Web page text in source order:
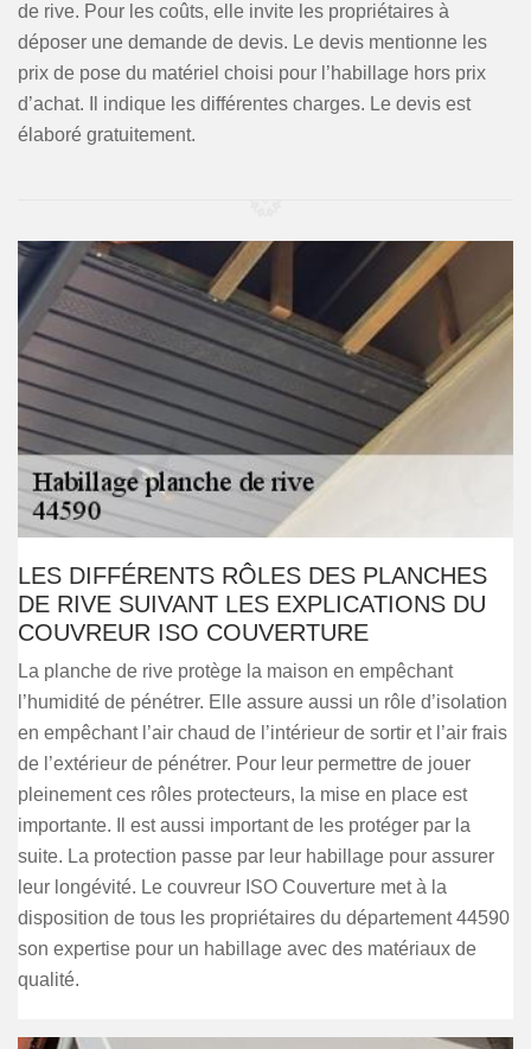
de rive. Pour les coûts, elle invite les propriétaires à
déposer une demande de devis. Le devis mentionne les
prix de pose du matériel choisi pour l’habillage hors prix
d’achat. Il indique les différentes charges. Le devis est
élaboré gratuitement.
LES DIFFÉRENTS RÔLES DES PLANCHES
DE RIVE SUIVANT LES EXPLICATIONS DU
COUVREUR ISO COUVERTURE
La planche de rive protège la maison en empêchant
l’humidité de pénétrer. Elle assure aussi un rôle d’isolation
en empêchant l’air chaud de l’intérieur de sortir et l’air frais
de l’extérieur de pénétrer. Pour leur permettre de jouer
pleinement ces rôles protecteurs, la mise en place est
importante. Il est aussi important de les protéger par la
suite. La protection passe par leur habillage pour assurer
leur longévité. Le couvreur ISO Couverture met à la
disposition de tous les propriétaires du département 44590
son expertise pour un habillage avec des matériaux de
qualité.